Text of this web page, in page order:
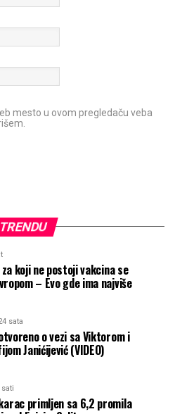
mesto u ovom pregledaču veba
za koji ne postoji vakcina se
– Evo gde ima najviše
sata
o vezi sa Viktorom i
Janićijević (VIDEO)
sati
primljen sa 6,2 promila